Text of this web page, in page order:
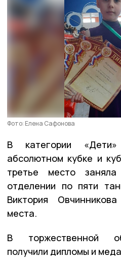
Фото: Елена Сафонова
В категории
абсолютном кубке и
третье место
отделении по пяти
Виктория
места.
В торжественной
получили дипломы и